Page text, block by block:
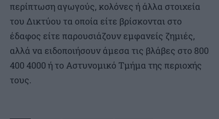
περίπτωση αγωγούς, κολόνες ή άλλα στοιχεία
του Δικτύου τα οποία είτε βρίσκονται στο
έδαφος είτε παρουσιάζουν εμφανείς ζημιές,
αλλά να ειδοποιήσουν άμεσα τις βλάβες στο 800
400 4000 ή το Αστυνομικό Τμήμα της περιοχής
τους.